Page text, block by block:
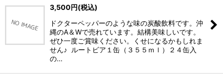
3,500 円(税込)
ドクターペッパーのような味の炭酸飲料です。沖
縄のA＆Wで売れています。結構美味しいです。
ぜひ一度ご賞味ください。くせになるかもしれま
せん♪ ルートビア１缶（３５５ｍｌ）２４缶入
の…